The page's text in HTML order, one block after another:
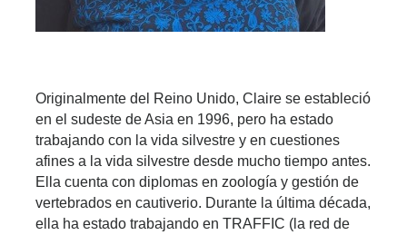
Originalmente del Reino Unido, Claire se estableció
en el sudeste de Asia en 1996, pero ha estado
trabajando con la vida silvestre y en cuestiones
afines a la vida silvestre desde mucho tiempo antes.
Ella cuenta con diplomas en zoología y gestión de
vertebrados en cautiverio. Durante la última década,
ella ha estado trabajando en TRAFFIC (la red de